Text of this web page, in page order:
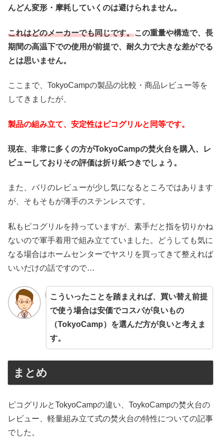
んどん変形・摩耗していくのは避けられません。
これはどのメーカーでも同じです。この重量や構造で、長
期間の高温下での使用が前提で、耐久力で大きな差がでる
とは思いません。
ここまで、TokyoCampの製品の比較・商品レビュー等を
してきましたが、
製品の組み立て、安定性はピコグリルと同等です。
現在、非常に多くの方がTokyoCampの焚火台を購入、レ
ビューしておりその評価は折り紙つきでしょう。
また、バリのレビューが少し気になるところではあります
が、そもそもが薄手のステンレスです。
私もピコグリルを持っていますが、素手だと指を切りかね
ないので軍手着用で組み立てていました。どうしても気に
なる場合はホームセンターでヤスリを買ってきて整えれば
いいだけの話ですので…
こういったことを踏まえれば、買い替え前提
で使う場合は安価でコスパが良いもの
（TokyoCamp）を選んだ方が良いと考えま
す。
まとめ
ピコグリルとTokyoCampの違い、ToykoCampの焚火台の
レビュー、軽量組み立て式の焚火台の特性についての記事
でした。